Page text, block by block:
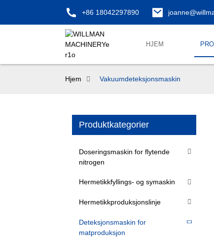
+86 18042297890
HJEM
Hjem Vakuumdeteksjonsmaskin
Produktkategorier
Doseringsmaskin for flytende
nitrogen
Hermetikkfyllings- og symaskin
Hermetikkproduksjonslinje
Deteksjonsmaskin for
matproduksjon